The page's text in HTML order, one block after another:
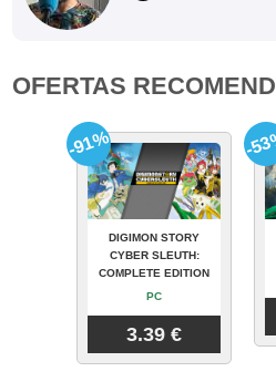
OFERTAS
DIGIMON STORY
CYBER SLEUTH:
COMPLETE EDITION
PC
3.39 €
-91% -